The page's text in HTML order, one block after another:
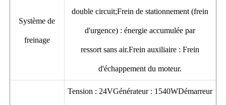
Système de
freinage
double circuit;Frein de stationnement (frein
d'urgence) : énergie accumulée par
ressort sans air.Frein auxiliaire : Frein
d'échappement du moteur.
Tension : 24VGénérateur : 1540WDémarreur